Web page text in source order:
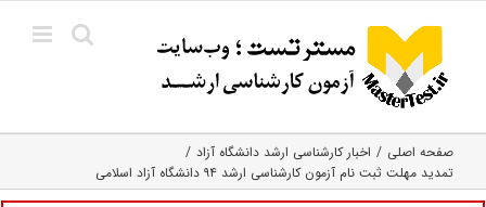
content
صفحه اصلی
اخبار کارشناسی ارشد دانشگاه آزاد
تمدید مهلت ثبت نام آزمون کارشناسی ارشد ۹۴ دانشگاه آزاد اسلامی